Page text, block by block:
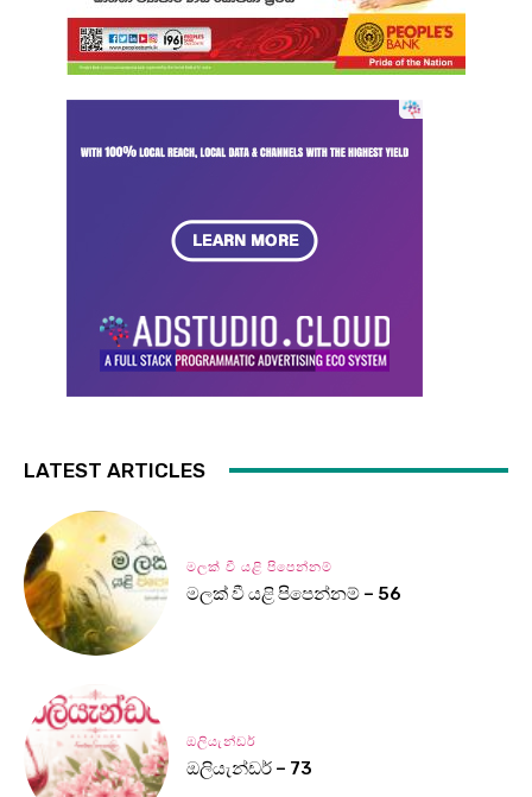
LATEST ARTICLES
මලක් වී යළි පිපෙන්නම්
මලක් වී යළි පිපෙන්නම් – 56
ඔලියැන්ඩර්
ඔලියැන්ඩර් – 73